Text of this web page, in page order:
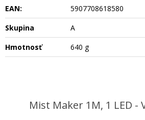
EAN:
5907708618580
Skupina
A
Hmotnosť
640 g
Mist Maker 1M, 1 LED -